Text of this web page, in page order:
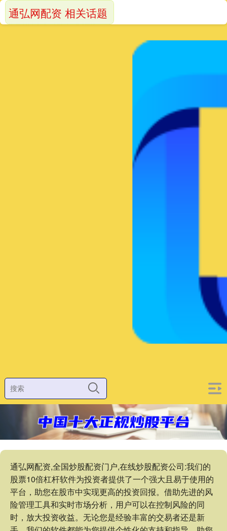
通弘网配资,全国炒股配资门户,在线炒股配资公司:我们的
股票10倍杠杆软件为投资者提供了一个强大且易于使用的
平台，助您在股市中实现更高的投资回报。借助先进的风
险管理工具和实时市场分析，用户可以在控制风险的同
时，放大投资收益。无论您是经验丰富的交易者还是新
通弘网配资 相关话题